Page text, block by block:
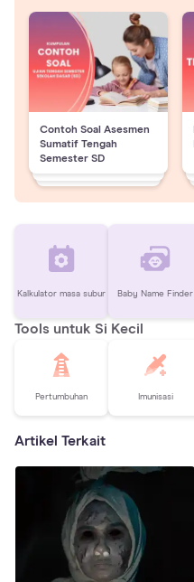
Contoh Soal Asesmen
Sumatif Tengah
Semester SD
Kalkulator masa subur Baby Name Finder
Tools untuk Si Kecil
Pertumbuhan Imunisasi
Artikel Terkait